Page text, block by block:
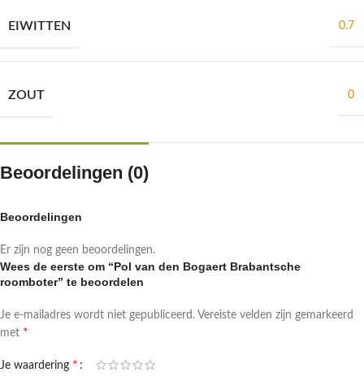
EIWITTEN 0.7
ZOUT 0
Beoordelingen (0)
Beoordelingen
Er zijn nog geen beoordelingen.
Wees de eerste om “Pol van den Bogaert Brabantsche
roomboter” te beoordelen
Je e-mailadres wordt niet gepubliceerd. Vereiste velden zijn gemarkeerd
met *
Je waardering *